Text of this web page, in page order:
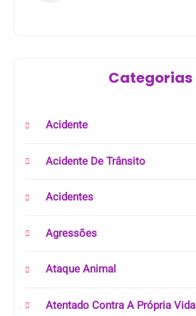
Categorias
Acidente
Acidente De Trânsito
Acidentes
Agressões
Ataque Animal
Atentado Contra A Própria Vida